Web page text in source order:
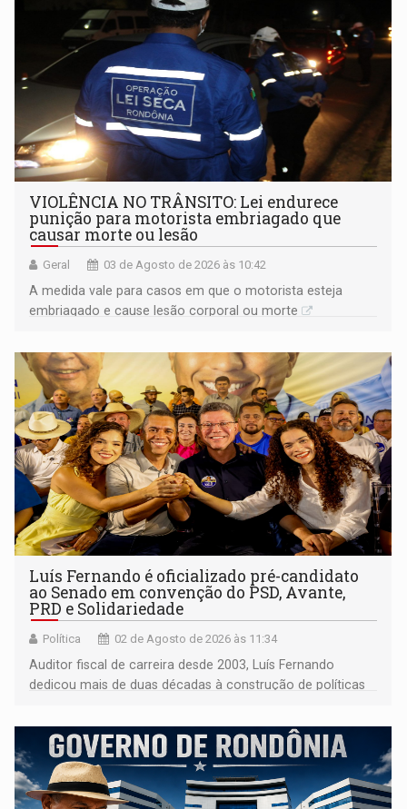
VIOLÊNCIA NO TRÂNSITO: Lei endurece
punição para motorista embriagado que
causar morte ou lesão
Geral 03 de Agosto de 2026 às 10:42
A medida vale para casos em que o motorista esteja
embriagado e cause lesão corporal ou morte
Luís Fernando é oficializado pré-candidato
ao Senado em convenção do PSD, Avante,
PRD e Solidariedade
Política 02 de Agosto de 2026 às 11:34
Auditor fiscal de carreira desde 2003, Luís Fernando
dedicou mais de duas décadas à construção de políticas
da Secretaria de Finanças (Sefin) por mais de sete anos